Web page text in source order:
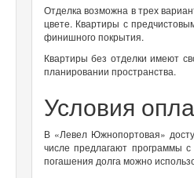
Отделка возможна в трех
цвете. Квартиры с
финишного покрытия.
Квартиры без отделки имеют
планировании пространства.
Условия
В «Левел Южнопортовая»
числе предлагают программы
погашения долга можно